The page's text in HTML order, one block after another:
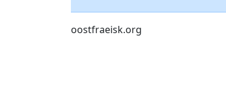
oostfraeisk.org